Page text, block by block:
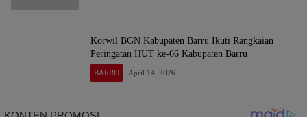
Korwil BGN Kabupaten Barru Ikuti Rangkaian
Peringatan HUT ke-66 Kabupaten Barru
BARRU April 14, 2026